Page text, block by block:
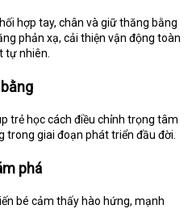
hợp tay, chân và giữ thăng bằng
phản xạ, cải thiện vận động toàn
tự nhiên.
trẻ học cách điều chỉnh trọng tâm
trong giai đoạn phát triển đầu đời.
phá
bé cảm thấy hào hứng, mạnh